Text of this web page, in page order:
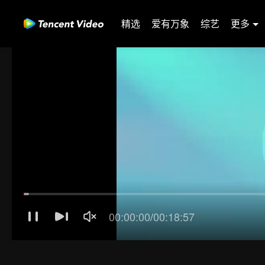
精选 爱有万象 综艺 更多